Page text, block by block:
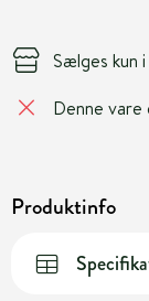
Sælges kun
Denne
Produktinfo